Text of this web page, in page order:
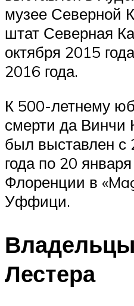
музее Северной
штат Северная
октября 2015
2016 года.
К 500-летнему
смерти да Винчи
был выставлен с
года по 20
Флоренции в
Уффици.
Лестера